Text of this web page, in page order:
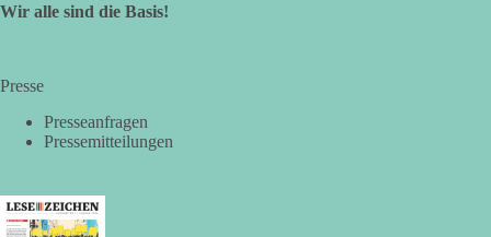
Wir alle sind die Basis!
Presse
Presseanfragen
Pressemitteilungen